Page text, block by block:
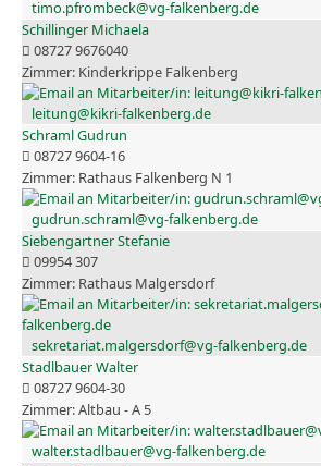
timo.pfrombeck@vg-falkenberg.de
Schillinger Michaela
08727 9676040
Kinderkrippe Falkenberg
leitung@kikri-falkenberg.de
Schraml Gudrun
08727 9604-16
Rathaus Falkenberg N 1
gudrun.schraml@vg-falkenberg.de
Siebengartner Stefanie
09954 307
Rathaus Malgersdorf
sekretariat.malgersdorf@vg-falkenberg.de
Stadlbauer Walter
08727 9604-30
Altbau - A 5
walter.stadlbauer@vg-falkenberg.de